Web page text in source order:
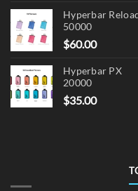
Hyperbar
50000
$60.00
Hyperbar PX
20000
$35.00